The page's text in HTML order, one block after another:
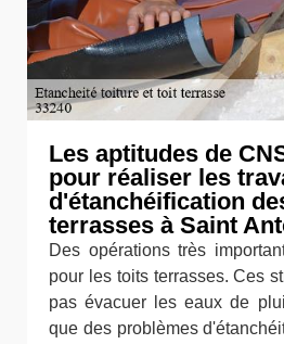
Les aptitudes de
pour réaliser les
d'étanchéification
terrasses à Saint
Des opérations très
pour les toits terrasses. Ces
pas évacuer les eaux de
que des problèmes